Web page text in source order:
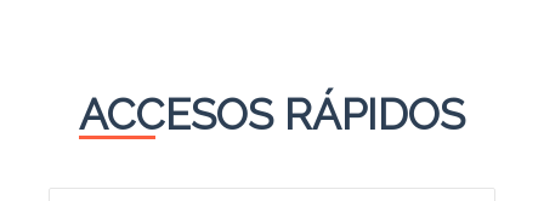
ACCESOS RÁPIDOS